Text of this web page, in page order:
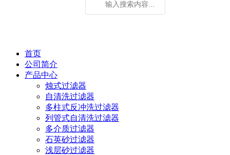
首页
公司简介
产品中心
烛式过滤器
自清洗过滤器
多柱式反冲洗过滤器
列管式自清洗过滤器
多介质过滤器
石英砂过滤器
浅层砂过滤器